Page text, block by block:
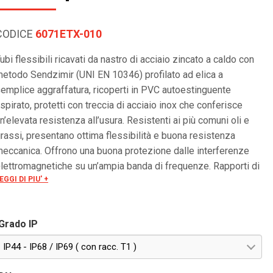
6071ETX-010
flessibili ricavati da nastro di acciaio zincato a caldo con
Sendzimir (UNI EN 10346) profilato ad elica a
aggraffatura, ricoperti in PVC autoestinguente
protetti con treccia di acciaio inox che conferisce
resistenza all’usura. Resistenti ai più comuni oli e
presentano ottima flessibilità e buona resistenza
Offrono una buona protezione dalle interferenze
su un’ampia banda di frequenze. Rapporti di
LAPI Laboratorio Prevenzione Incendi srl: •
11 secondo NF X 70-100-1 •
No.1181.5AF0030/11 secondo NF F 16-101
DI PIU' +
IP
IP44 - IP68 / IP69 ( con racc. T1 )